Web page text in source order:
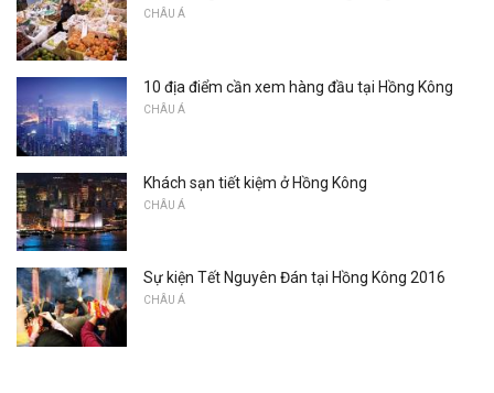
CHÂU Á
10 địa điểm cần xem hàng đầu tại Hồng Kông
CHÂU Á
Khách sạn tiết kiệm ở Hồng Kông
CHÂU Á
Sự kiện Tết Nguyên Đán tại Hồng Kông 2016
CHÂU Á